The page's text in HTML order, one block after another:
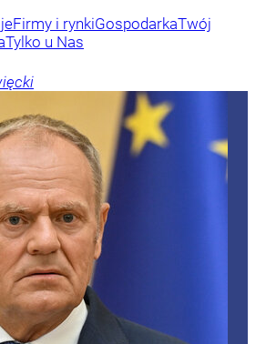
Firmy i rynkiGospodarkaTwój
Tylko u Nas